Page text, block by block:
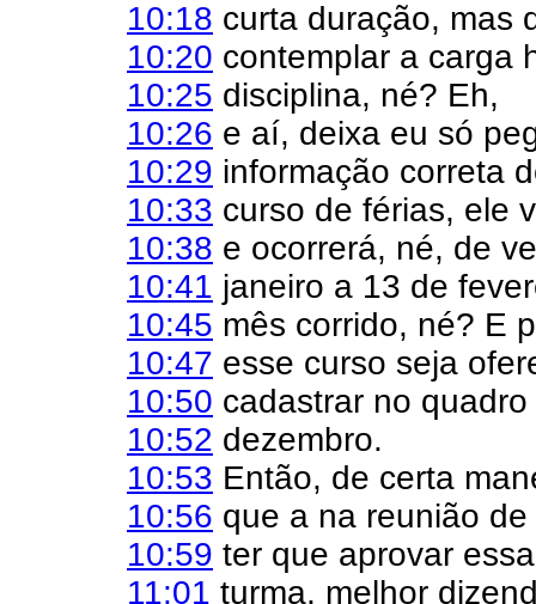
10:18 curta duração, mas
10:20 contemplar a carga
10:25 disciplina, né? Eh,
10:26 e aí, deixa eu só
10:29 informação correta
10:33 curso de férias, ele
10:38 e ocorrerá, né, de
10:41 janeiro a 13 de
10:45 mês corrido, né? E
10:47 esse curso seja
10:50 cadastrar no
10:52 dezembro.
10:53 Então, de certa
10:56 que a na reunião
10:59 ter que aprovar
11:01 turma, melhor